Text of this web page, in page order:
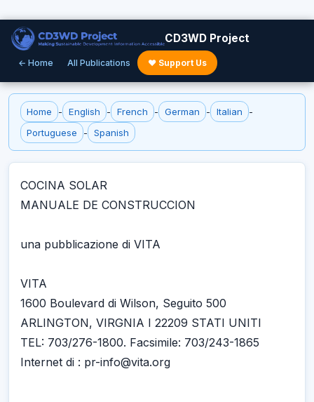
CD3WD Project
← Home All Publications ♥ Support Us
Home - English - French - German - Italian
-
Portuguese
- Spanish
COCINA SOLAR
MANUALE DE CONSTRUCCION
una pubblicazione di VITA
VITA
1600 Boulevard di Wilson, Seguito 500
ARLINGTON, VIRGNIA I 22209 STATI UNITI
TEL: 703/276-1800. Facsimile: 703/243-1865
Internet di : pr-info@vita.org